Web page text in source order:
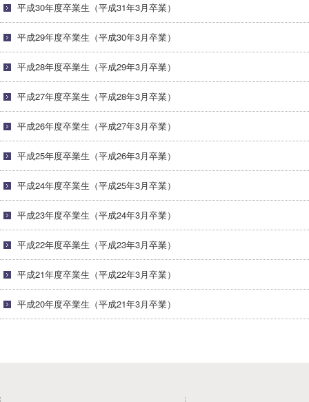
平成30年度卒業生（平成31年3月卒業）
平成29年度卒業生（平成30年3月卒業）
平成28年度卒業生（平成29年3月卒業）
平成27年度卒業生（平成28年3月卒業）
平成26年度卒業生（平成27年3月卒業）
平成25年度卒業生（平成26年3月卒業）
平成24年度卒業生（平成25年3月卒業）
平成23年度卒業生（平成24年3月卒業）
平成22年度卒業生（平成23年3月卒業）
平成21年度卒業生（平成22年3月卒業）
平成20年度卒業生（平成21年3月卒業）